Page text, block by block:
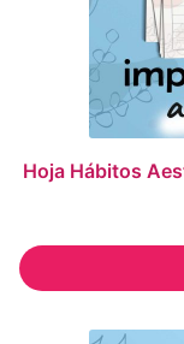
Hoja Hábitos